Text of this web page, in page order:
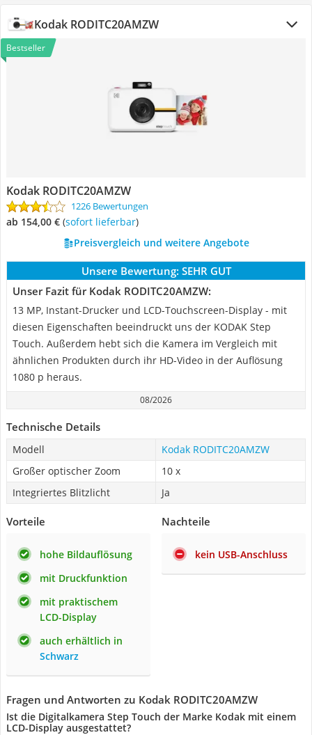
Kodak RODITC20AMZW
Bestseller
Kodak RODITC20AMZW
1226 Bewertungen
ab 154,00 € ( Sofort lieferbar)
Preisvergleich und weitere Angebote
Unsere Bewertung: SEHR GUT
Unser Fazit für Kodak RODITC20AMZW:
13 MP, Instant-Drucker und LCD-Touchscreen-Display - mit
diesen Eigenschaften beeindruckt uns der KODAK Step
Touch. Außerdem hebt sich die Kamera im Vergleich mit
ähnlichen Produkten durch ihr HD-Video in der Auflösung
1080 p heraus.
08/2026
Technische Details
Modell
Kodak RODITC20AMZW
Großer optischer Zoom
10 x
Integriertes Blitzlicht
Ja
Vorteile
hohe Bildauflösung
mit Druckfunktion
mit praktischem
LCD-Display
auch erhältlich in
Schwarz
Nachteile
kein USB-Anschluss
Fragen und Antworten zu Kodak RODITC20AMZW
Ist die Digitalkamera Step Touch der Marke Kodak mit einem
LCD-Display ausgestattet?